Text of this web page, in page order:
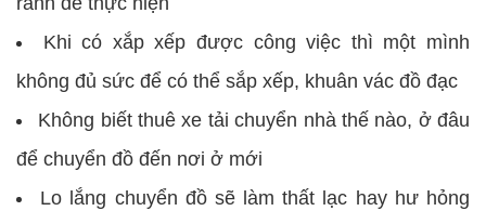
Khi có xắp xếp được công việc thì một mình
không đủ sức để có thể sắp xếp, khuân vác đồ đạc
Không biết thuê xe tải chuyển nhà thế nào, ở đâu
để chuyển đồ đến nơi ở mới
Lo lắng chuyển đồ sẽ làm thất lạc hay hư hỏng